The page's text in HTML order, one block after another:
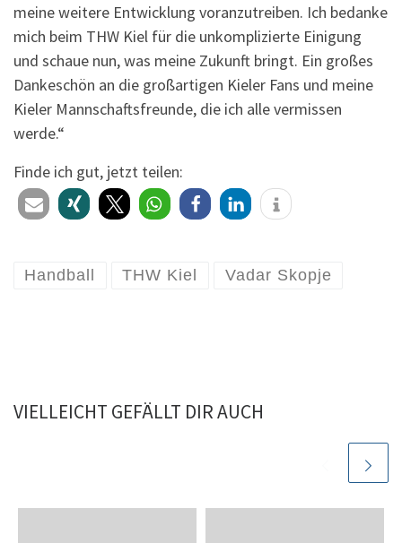
meine weitere Entwicklung voranzutreiben. Ich bedanke
mich beim THW Kiel für die unkomplizierte Einigung
und schaue nun, was meine Zukunft bringt. Ein großes
Dankeschön an die großartigen Kieler Fans und meine
Kieler Mannschaftsfreunde, die ich alle vermissen
werde.“
Finde ich gut, jetzt teilen:
Handball THW Kiel Vadar Skopje
VIELLEICHT GEFÄLLT DIR AUCH